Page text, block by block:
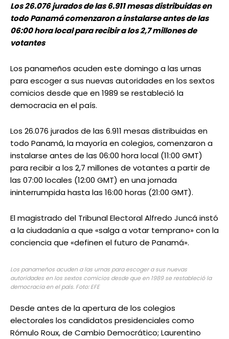
Los 26.076 jurados de las 6.911 mesas distribuidas en
todo Panamá comenzaron a instalarse antes de las
06:00 hora local para recibir a los 2,7 millones de
votantes
Los panameños acuden este domingo a las urnas
para escoger a sus nuevas autoridades en los sextos
comicios desde que en 1989 se restableció la
democracia en el país.
Los 26.076 jurados de las 6.911 mesas distribuidas en
todo Panamá, la mayoría en colegios, comenzaron a
instalarse antes de las 06:00 hora local (11:00 GMT)
para recibir a los 2,7 millones de votantes a partir de
las 07:00 locales (12:00 GMT) en una jornada
ininterrumpida hasta las 16:00 horas (21:00 GMT).
El magistrado del Tribunal Electoral Alfredo Juncá instó
a la ciudadanía a que «salga a votar temprano» con la
conciencia que «definen el futuro de Panamá».
Los panameños acuden a las urnas para escoger a sus nuevas
autoridades en los sextos comicios desde que en 1989 se restableció la
democracia en el país. Foto: EFE
Desde antes de la apertura de los colegios
electorales los candidatos presidenciales como
Rómulo Roux, de Cambio Democrático; Laurentino